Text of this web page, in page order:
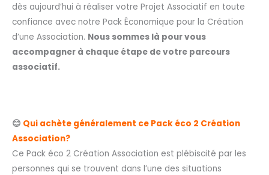
dès aujourd’hui à réaliser votre Projet Associatif en toute
confiance avec notre Pack Économique pour la Création
d’une Association. Nous sommes là pour vous
accompagner à chaque étape de votre parcours
associatif.
😊 Qui achète généralement ce Pack éco 2 Création
Association?
Ce Pack éco 2 Création Association est plébiscité par les
personnes qui se trouvent dans l’une des situations